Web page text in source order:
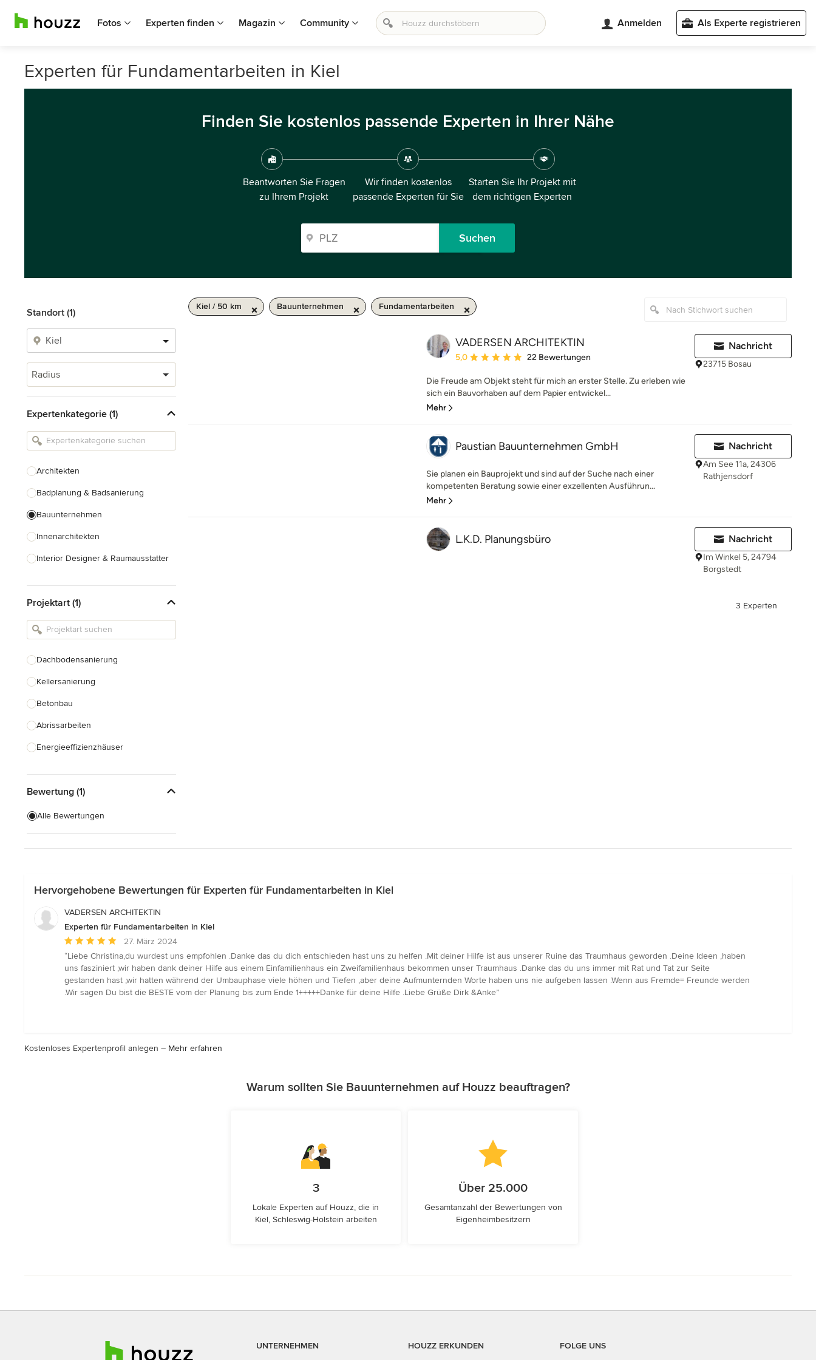
Fotos Experten finden Magazin Community Anmelden Als Experte registrieren
Experten für Fundamentarbeiten in Kiel
Finden Sie kostenlos passende Experten in Ihrer Nähe
Beantworten Sie Fragen
zu Ihrem Projekt
Wir finden kostenlos
passende Experten für Sie
Starten Sie Ihr Projekt mit
dem richtigen Experten
Suchen
Standort (1)
Radius
Expertenkategorie (1)
Architekten
Badplanung & Badsanierung
Bauunternehmen
Innenarchitekten
Interior Designer & Raumausstatter
Landschaftsarchitekten
Armaturen & Sanitärbedarf
Projektart (1)
Dachbodensanierung
Kellersanierung
Betonbau
Abrissarbeiten
Energieeffizienzhäuser
Garagenbau
Nachhaltiges Bauen
Hausanbau
Bewertung (1)
Alle Bewertungen
Kiel / 50 km Bauunternehmen Fundamentarbeiten
VADERSEN ARCHITEKTIN
Durchschnittliche Bewertung: 5 von 5 Sternen
5,0 22 Bewertungen
Die Freude am Objekt steht für mich an erster Stelle. Zu erleben wie
sich ein Bauvorhaben auf dem Papier entwickel...
Mehr
Nachricht
23715 Bosau
Paustian Bauunternehmen GmbH
Sie planen ein Bauprojekt und sind auf der Suche nach einer
kompetenten Beratung sowie einer exzellenten Ausführun...
Mehr
Nachricht
Am See 11a, 24306
Rathjensdorf
L.K.D. Planungsbüro Nachricht
Im Winkel 5, 24794
Borgstedt
3 Experten
Hervorgehobene Bewertungen für Experten für Fundamentarbeiten in Kiel
VADERSEN ARCHITEKTIN
Experten für Fundamentarbeiten in Kiel
Durchschnittliche
Bewertung:
5
von
5
27. März 2024
“Liebe Christina,du wurdest uns empfohlen .Danke das du dich entschieden hast uns zu helfen .Mit deiner Hilfe ist aus unserer Ruine das Traumhaus geworden .Deine Ideen ,haben
uns fasziniert ,wir haben dank deiner Hilfe aus einem Einfamilienhaus ein Zweifamilienhaus bekommen unser Traumhaus .Danke das du uns immer mit Rat und Tat zur Seite
gestanden hast ,wir hatten während der Umbauphase viele höhen und Tiefen ,aber deine Aufmunternden Worte haben uns nie aufgeben lassen .Wenn aus Fremde= Freunde werden
.Wir sagen Du bist die BESTE vom der Planung bis zum Ende 1+++++Danke für deine Hilfe .Liebe Grüße Dirk &Anke”
Kostenloses Expertenprofil anlegen – Mehr erfahren
Warum sollten Sie Bauunternehmen auf Houzz beauftragen?
3
Lokale Experten auf Houzz, die in
Kiel, Schleswig-Holstein arbeiten
Über 25.000
Gesamtanzahl der Bewertungen von
Eigenheimbesitzern
UNTERNEHMEN HOUZZ ERKUNDEN FOLGE UNS